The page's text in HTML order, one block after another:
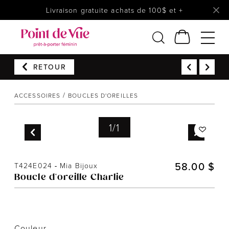
Livraison gratuite achats de 100$ et +
Femmes
Lingerie
Chaussures
Prêt à reporter
RETOUR
ACCESSOIRES BOUCLES D'OREILLES
1/1
T424E024 - Mia Bijoux
Boucle d'oreille Charlie
58.00 $